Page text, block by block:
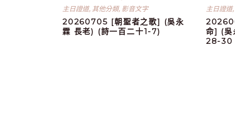
主日證道, 其他分類, 影音文字
20260705 [朝聖者之歌] (吳永
霖 長老) (詩一百二十1-7)
主日證道,
命] (吳
28-30